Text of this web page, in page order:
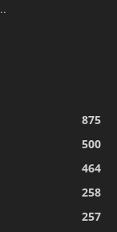
875
500
464
258
257